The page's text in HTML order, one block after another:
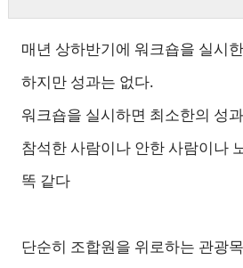
매년 상하반기에 워크숍을 실시
하지만 성과는 없다.
워크숍을 실시하면 최소한의 성
참석한 사람이나 안한 사람이나
똑 같다
단순히 조합원을 위로하는 관광